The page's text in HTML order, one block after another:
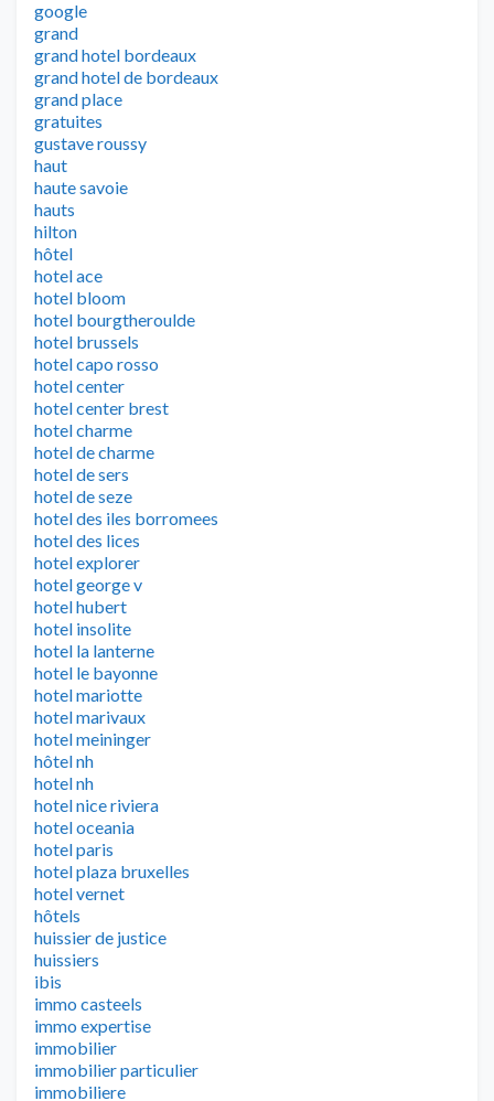
google
grand
grand hotel bordeaux
grand hotel de bordeaux
grand place
gratuites
gustave roussy
haut
haute savoie
hauts
hilton
hôtel
hotel ace
hotel bloom
hotel bourgtheroulde
hotel brussels
hotel capo rosso
hotel center
hotel center brest
hotel charme
hotel de charme
hotel de sers
hotel de seze
hotel des iles borromees
hotel des lices
hotel explorer
hotel george v
hotel hubert
hotel insolite
hotel la lanterne
hotel le bayonne
hotel mariotte
hotel marivaux
hotel meininger
hôtel nh
hotel nh
hotel nice riviera
hotel oceania
hotel paris
hotel plaza bruxelles
hotel vernet
hôtels
huissier de justice
huissiers
ibis
immo casteels
immo expertise
immobilier
immobilier particulier
immobiliere